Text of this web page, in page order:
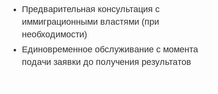
Предварительная консультация с
иммиграционными властями (при
необходимости)
Единовременное обслуживание с момента
подачи заявки до получения результатов